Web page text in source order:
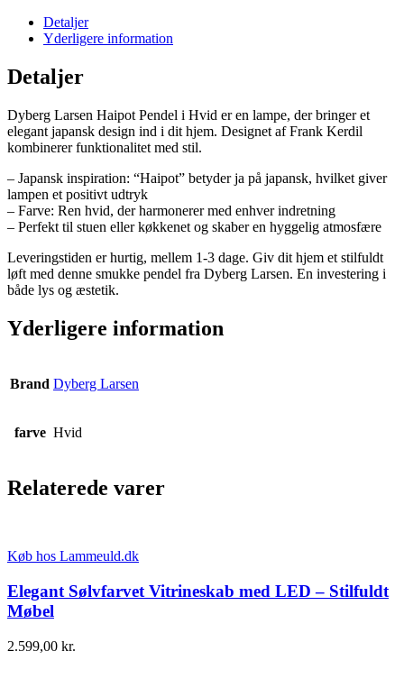
Detaljer
Yderligere information
Detaljer
Dyberg Larsen Haipot Pendel i Hvid er en lampe, der bringer et
elegant japansk design ind i dit hjem. Designet af Frank Kerdil
kombinerer funktionalitet med stil.
– Japansk inspiration: “Haipot” betyder ja på japansk, hvilket giver
lampen et positivt udtryk
– Farve: Ren hvid, der harmonerer med enhver indretning
– Perfekt til stuen eller køkkenet og skaber en hyggelig atmosfære
Leveringstiden er hurtig, mellem 1-3 dage. Giv dit hjem et stilfuldt
løft med denne smukke pendel fra Dyberg Larsen. En investering i
både lys og æstetik.
Yderligere information
Brand Dyberg Larsen
farve Hvid
Relaterede varer
Køb hos Lammeuld.dk
Elegant Sølvfarvet Vitrineskab med LED – Stilfuldt
Møbel
2.599,00 kr.